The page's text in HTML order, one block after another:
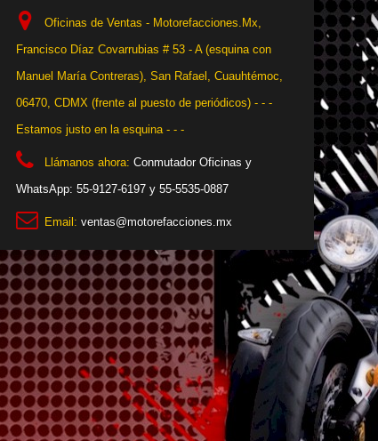
Oficinas de Ventas - Motorefacciones.Mx,
Francisco Díaz Covarrubias # 53 - A (esquina con
Manuel María Contreras), San Rafael, Cuauhtémoc,
06470, CDMX (frente al puesto de periódicos) - - -
Estamos justo en la esquina - - -
Llámanos ahora: Conmutador Oficinas y
WhatsApp: 55-9127-6197 y 55-5535-0887
Email: ventas@motorefacciones.mx